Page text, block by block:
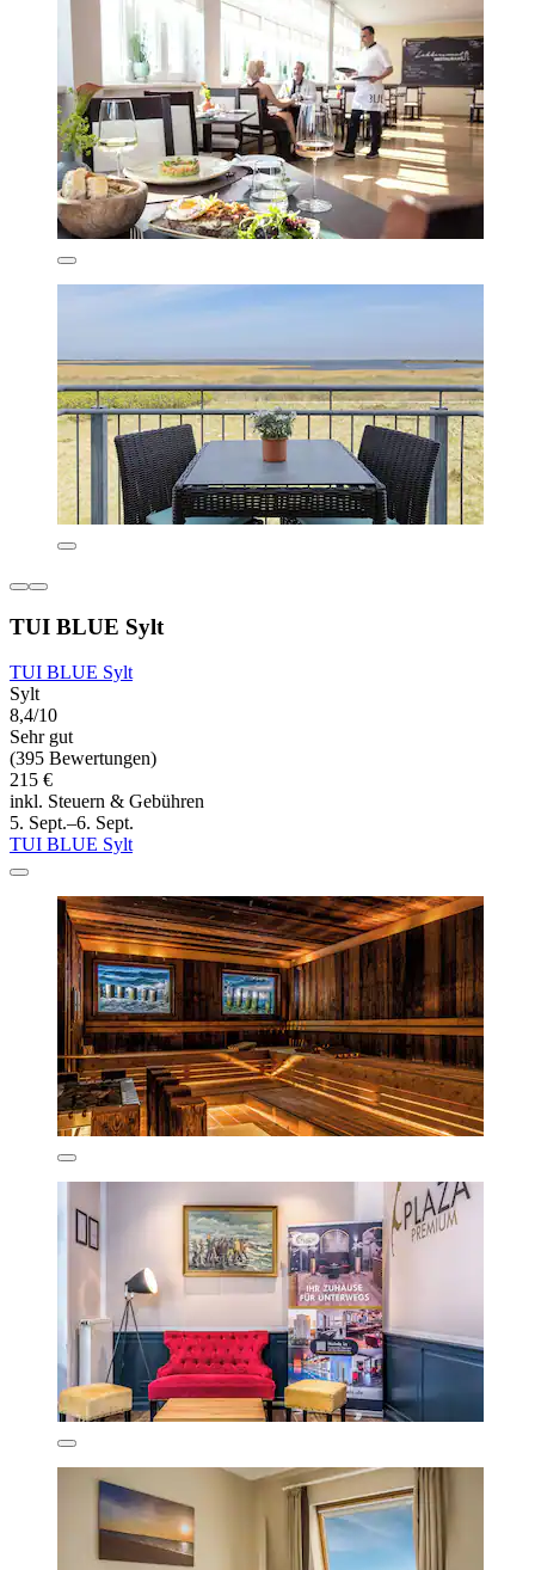
TUI BLUE Sylt
TUI BLUE Sylt
Sylt
8,4/10
Sehr gut
(395 Bewertungen)
215 €
inkl. Steuern & Gebühren
5. Sept.–6. Sept.
TUI BLUE Sylt